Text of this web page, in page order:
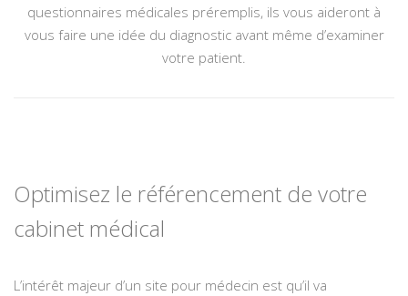
questionnaires médicales préremplis, ils vous aideront à
vous faire une idée du diagnostic avant même d’examiner
votre patient.
Optimisez le référencement de votre
cabinet médical
L’intérêt majeur d’un site pour médecin est qu’il va